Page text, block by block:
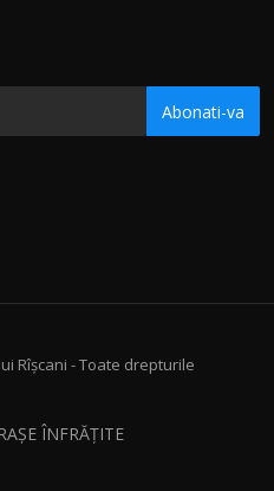
Abonati-va
Rîșcani - Toate drepturile
ÎNFRĂȚITE